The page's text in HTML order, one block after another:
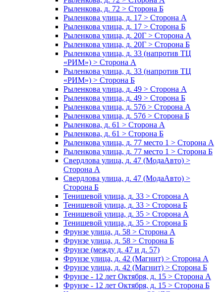
Рыленкова, д. 72 > Сторона Б
Рыленкова улица, д. 17 > Сторона А
Рыленкова улица, д. 17 > Сторона Б
Рыленкова улица, д. 20Г > Сторона А
Рыленкова улица, д. 20Г > Сторона Б
Рыленкова улица, д. 33 (напротив ТЦ
«РИМ») > Сторона А
Рыленкова улица, д. 33 (напротив ТЦ
«РИМ») > Сторона Б
Рыленкова улица, д. 49 > Сторона А
Рыленкова улица, д. 49 > Сторона Б
Рыленкова улица, д. 57б > Сторона А
Рыленкова улица, д. 57б > Сторона Б
Рыленкова, д. 61 > Сторона А
Рыленкова, д. 61 > Сторона Б
Рыленкова улица, д. 77 место 1 > Сторона А
Рыленкова улица, д. 77 место 1 > Сторона Б
Свердлова улица, д. 47 (МодаАвто) >
Сторона А
Свердлова улица, д. 47 (МодаАвто) >
Сторона Б
Тенишевой улица, д. 33 > Сторона А
Тенишевой улица, д. 33 > Сторона Б
Тенишевой улица, д. 35 > Сторона А
Тенишевой улица, д. 35 > Сторона Б
Фрунзе улица, д. 58 > Сторона А
Фрунзе улица, д. 58 > Сторона Б
Фрунзе (между д. 47 и д. 57)
Фрунзе улица, д. 42 (Магнит) > Сторона А
Фрунзе улица, д. 42 (Магнит) > Сторона Б
Фрунзе - 12 лет Октября, д. 15 > Сторона А
Фрунзе - 12 лет Октября, д. 15 > Сторона Б